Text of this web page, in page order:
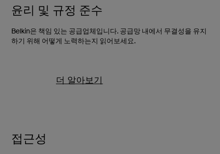
윤리 및 규정 준수
Belkin은 책임 있는 공급업체입니다. 공급망 내에서 무결성을 유지
하기 위해 어떻게 노력하는지 읽어보세요.
더 알아보기
접근성